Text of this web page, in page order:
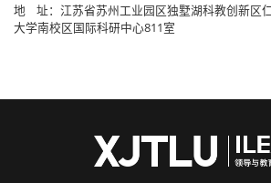
地 址：江苏省苏州工业园区独墅湖科教创新区
大学南校区国际科研中心811室